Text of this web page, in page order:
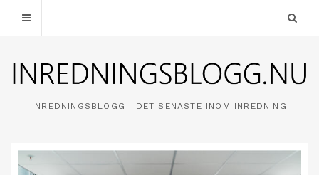
INREDNINGSBLOGG | DET SENASTE INOM INREDNING